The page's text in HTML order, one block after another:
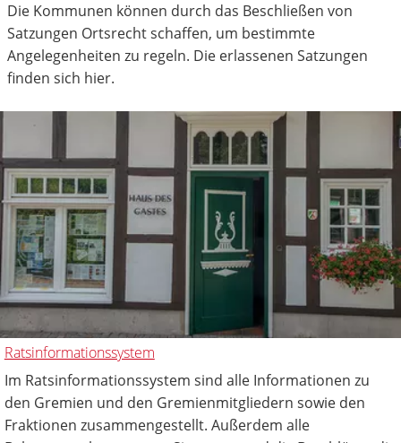
Die Kommunen können durch das Beschließen von
Satzungen Ortsrecht schaffen, um bestimmte
Angelegenheiten zu regeln. Die erlassenen Satzungen
finden sich hier.
Ratsinformationssystem
Im Ratsinformationssystem sind alle Informationen zu
den Gremien und den Gremienmitgliedern sowie den
Fraktionen zusammengestellt. Außerdem alle